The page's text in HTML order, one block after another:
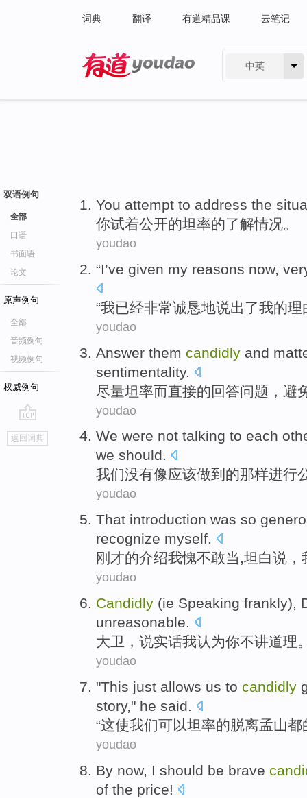
词典 翻译 有道精品课 云笔记
中英
双语例句
全部
口语
书面语
论文
原声例句
全部
音频例句
视频例句
权威例句
go
top
返回词典
You attempt to address the
你试着公开的坦率的了解情况。
youdao
“I’ve given my reasons now,
“我已经非常诚恳地说出了我的理
youdao
Answer them candidly and
sentimentality.
尽量坦率而直接的回答问题， 避
youdao
We were not talking to each
we should.
我们没有像应该做到的那样进行
youdao
That introduction was so
recognize myself.
刚才的介绍我愧不敢当 ,坦白说，
youdao
Candidly (ie Speaking frankly),
unreasonable.
大卫 ， 说实话我认为你不讲道理
youdao
"This just allows us to candidly
story," he said.
“这使我们可以坦率的脱离孟山都
youdao
By now, I should be brave
of the price!